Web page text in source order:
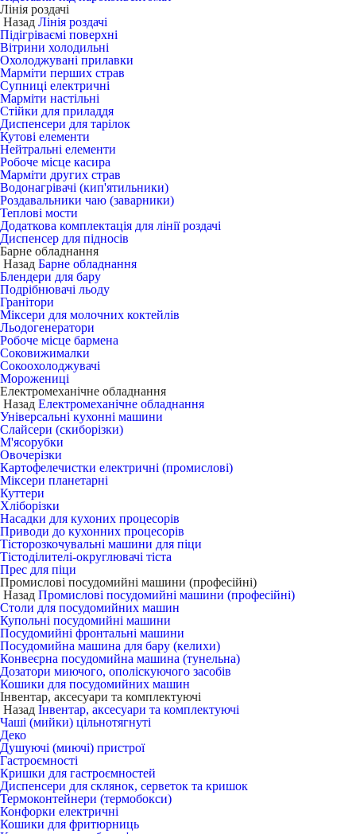
Лінія роздачі
Назад Лінія роздачі
Підігріваємі поверхні
Вітрини холодильні
Охолоджувані прилавки
Марміти перших страв
Супниці електричні
Марміти настільні
Стійки для приладдя
Диспенсери для тарілок
Кутові елементи
Нейтральні елементи
Робоче місце касира
Марміти других страв
Водонагрівачі (кип'ятильники)
Роздавальники чаю (заварники)
Теплові мости
Додаткова комплектація для лінії роздачі
Диспенсер для підносів
Барне обладнання
Назад Барне обладнання
Блендери для бару
Подрібнювачі льоду
Гранітори
Міксери для молочних коктейлів
Льодогенератори
Робоче місце бармена
Соковижималки
Сокоохолоджувачі
Морожениці
Електромеханічне обладнання
Назад Електромеханічне обладнання
Універсальні кухонні машини
Слайсери (скиборізки)
М'ясорубки
Овочерізки
Картофелечистки електричні (промислові)
Міксери планетарні
Куттери
Хліборізки
Насадки для кухоних процесорів
Приводи до кухонних процесорів
Тісторозкочувальні машини для піци
Тістоділителі-округлювачі тіста
Прес для піци
Промислові посудомийні машини (професійні)
Назад Промислові посудомийні машини (професійні)
Столи для посудомийних машин
Купольні посудомийні машини
Посудомийні фронтальні машини
Посудомийна машина для бару (келихи)
Конвеєрна посудомийна машина (тунельна)
Дозатори миючого, ополіскуючого засобів
Кошики для посудомийних машин
Інвентар, аксесуари та комплектуючі
Назад Інвентар, аксесуари та комплектуючі
Чаші (мийки) цільнотягнуті
Деко
Душуючі (миючі) пристрої
Гастроємності
Кришки для гастроємностей
Диспенсери для склянок, серветок та кришок
Термоконтейнери (термобокси)
Конфорки електричні
Кошики для фритюрниць